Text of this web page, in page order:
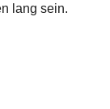
lang sein.